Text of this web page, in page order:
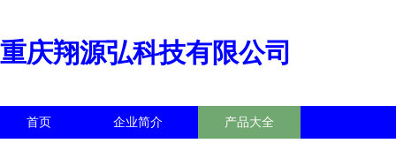
重庆翔源弘科技有限公司
首页 企业简介 产品大全